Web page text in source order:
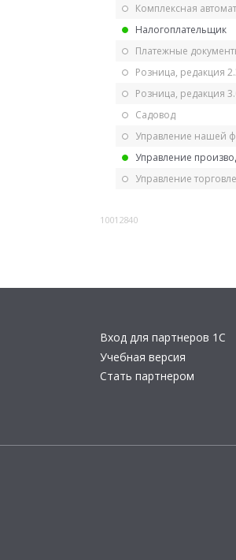
Комплексная
Налогоплательщик
Платежные
Розница, редакция
Розница, редакция
Садовод
Управление нашей
Управление
Управление
10012840
Вход для партнеров 1С
Учебная версия
Стать партнером